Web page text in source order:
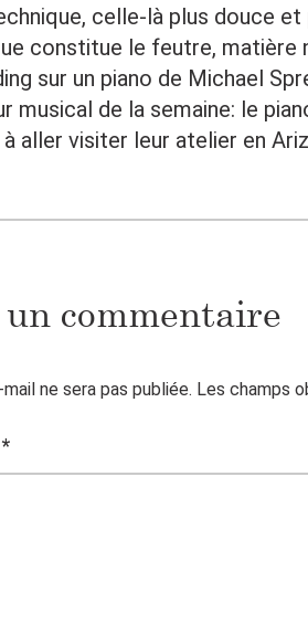
celle-là plus douce
constitue le feutre, matière
sur un piano de Michael
musical de la semaine: le
aller visiter leur atelier en
commentaire
ne sera pas publiée. Les champs
*